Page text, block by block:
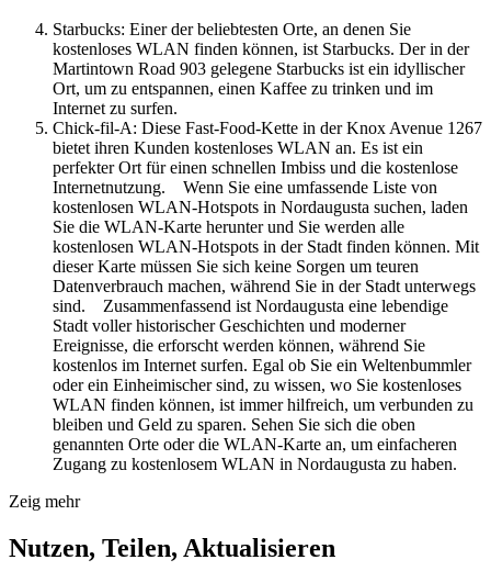
Starbucks: Einer der beliebtesten Orte, an denen Sie
kostenloses WLAN finden können, ist Starbucks. Der in der
Martintown Road 903 gelegene Starbucks ist ein idyllischer
Ort, um zu entspannen, einen Kaffee zu trinken und im
Internet zu surfen.
Chick-fil-A: Diese Fast-Food-Kette in der Knox Avenue 1267
bietet ihren Kunden kostenloses WLAN an. Es ist ein
perfekter Ort für einen schnellen Imbiss und die kostenlose
Internetnutzung. Wenn Sie eine umfassende Liste von
kostenlosen WLAN-Hotspots in Nordaugusta suchen, laden
Sie die WLAN-Karte herunter und Sie werden alle
kostenlosen WLAN-Hotspots in der Stadt finden können. Mit
dieser Karte müssen Sie sich keine Sorgen um teuren
Datenverbrauch machen, während Sie in der Stadt unterwegs
sind. Zusammenfassend ist Nordaugusta eine lebendige
Stadt voller historischer Geschichten und moderner
Ereignisse, die erforscht werden können, während Sie
kostenlos im Internet surfen. Egal ob Sie ein Weltenbummler
oder ein Einheimischer sind, zu wissen, wo Sie kostenloses
WLAN finden können, ist immer hilfreich, um verbunden zu
bleiben und Geld zu sparen. Sehen Sie sich die oben
genannten Orte oder die WLAN-Karte an, um einfacheren
Zugang zu kostenlosem WLAN in Nordaugusta zu haben.
Zeig mehr
Nutzen, Teilen, Aktualisieren